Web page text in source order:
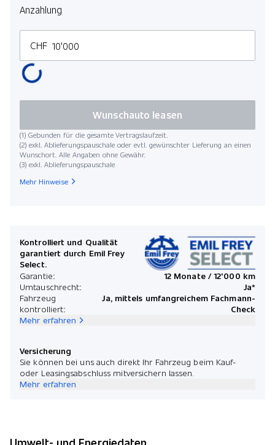
Parking Assistant Plus
Driving Assistant
Live Cockpit Professional
Anzahlung
CHF
(1) Gebunden für die gesamte Vertragslaufzeit.
(2) exkl. Ablieferungspauschale oder evtl. gewünschter Lieferung an einen
Wunschort. Alle Angaben ohne Gewähr.
(3) exkl. Ablieferungspauschale
Wunschauto leasen
Mehr Hinweise
Kontrolliert und Qualität
garantiert durch Emil Frey
Select.
Garantie:
12 Monate / 12'000 km
Umtauschrecht:
Ja*
Fahrzeug
kontrolliert:
Ja, mittels umfangreichem Fachmann-
Check
Mehr erfahren
Versicherung
Sie können bei uns auch direkt Ihr Fahrzeug beim Kauf-
oder Leasingsabschluss mitversichern lassen.
Mehr erfahren